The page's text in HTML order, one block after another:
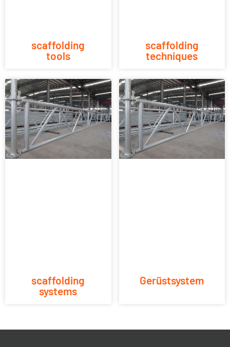
scaffolding
tools
scaffolding
techniques
scaffolding
systems
Gerüstsystem